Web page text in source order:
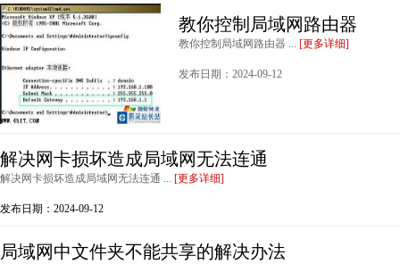
教你控制局域网路由器
教你控制局域网路由器 ... [更多详细]
发布日期：2024-09-12
解决网卡损坏造成局域网无法连通
解决网卡损坏造成局域网无法连通 ... [更多详细]
发布日期：2024-09-12
局域网中文件夹不能共享的解决办法